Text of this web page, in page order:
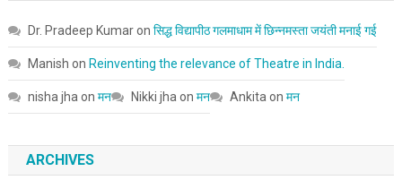
Dr. Pradeep Kumaron सिद्ध विद्यापीठ गलमाधाम में छिन्नमस्ता जयंती मनाई गई
Manish on Reinventing the relevance of Theatre in India.
nisha jha on मन Nikki jha on मन Ankita on मन
ARCHIVES